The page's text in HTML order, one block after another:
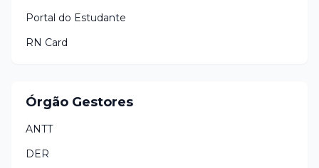
Portal do Estudante
RN Card
Órgão Gestores
ANTT
DER